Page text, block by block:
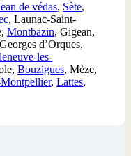
de védas, Sète,
, Launac-Saint-
Montbazin, Gigean,
d’Orques,
les-
Bouzigues, Mèze,
, Lattes,